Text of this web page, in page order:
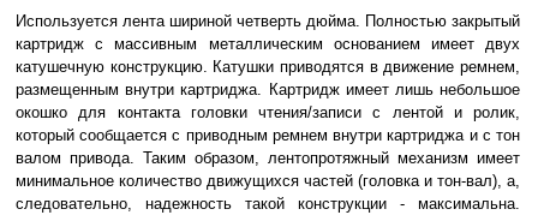
Используется лента шириной четверть дюйма. Полностью закрытый
картридж с массивным металлическим основанием имеет двух
катушечную конструкцию. Катушки приводятся в движение ремнем,
размещенным внутри картриджа. Картридж имеет лишь небольшое
окошко для контакта головки чтения/записи с лентой и ролик,
который сообщается с приводным ремнем внутри картриджа и с тон
валом привода. Таким образом, лентопротяжный механизм имеет
минимальное количество движущихся частей (головка и тон-вал), а,
следовательно, надежность такой конструкции - максимальна.